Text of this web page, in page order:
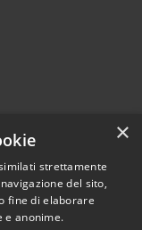
© 2026 • Autorità di
×
strettamente
del sito,
fine di elaborare
e anonime.